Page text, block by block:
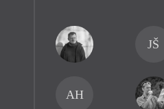
JŠ
AH